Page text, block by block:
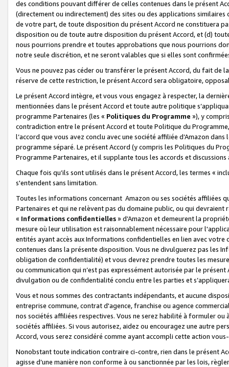
des conditions pouvant différer de celles contenues dans le présent
(directement ou indirectement) des sites ou des applications
de votre part, de toute disposition du présent Accord ne constituera
disposition ou de toute autre disposition du présent Accord, et (d)
nous pourrions prendre et toutes approbations que nous pourrions
notre seule discrétion, et ne seront valables que si elles sont
Vous ne pouvez pas céder ou transférer le présent Accord, du fait de
réserve de cette restriction, le présent Accord sera obligatoire,
Le présent Accord intègre, et vous vous engagez à respecter, la
mentionnées dans le présent Accord et toute autre politique
programme Partenaires (les « Politiques du Programme »), y
contradiction entre le présent Accord et toute Politique du
l’accord que vous avez conclu avec une société affiliée d’Amazon
programme séparé. Le présent Accord (y compris les Politiques du
Programme Partenaires, et il supplante tous les accords et discussions
Chaque fois qu’ils sont utilisés dans le présent Accord, les termes «
s'entendent sans limitation.
Toutes les informations concernant Amazon ou ses sociétés affiliées
Partenaires et qui ne relèvent pas du domaine public, ou qui
« Informations confidentielles» d’Amazon et demeurent la
mesure où leur utilisation est raisonnablement nécessaire pour
entités ayant accès aux Informations confidentielles en lien avec
contenues dans la présente disposition. Vous ne divulguerez pas les
obligation de confidentialité) et vous devrez prendre toutes les
ou communication qui n’est pas expressément autorisée par le
divulgation ou de confidentialité conclu entre les parties et
Vous et nous sommes des contractants indépendants, et aucune
entreprise commune, contrat d'agence, franchise ou agence
nos sociétés affiliées respectives. Vous ne serez habilité à formuler
sociétés affiliées. Si vous autorisez, aidez ou encouragez une autre
Accord, vous serez considéré comme ayant accompli cette action
Nonobstant toute indication contraire ci-contre, rien dans le présent
agisse d’une manière non conforme à ou sanctionnée par les lois,